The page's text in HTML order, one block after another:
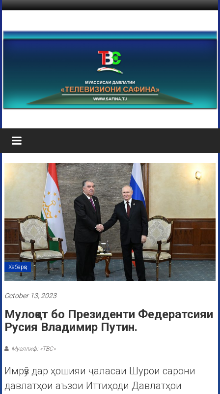
Хабарҳо
October 13, 2023
Мулоқот бо Президенти Федератсияи
Русия Владимир Путин.
Муаллиф: «ТВС»
Имрӯз дар ҳошияи ҷаласаи Шурои сарони
давлатҳои аъзои Иттиҳоди Давлатҳои